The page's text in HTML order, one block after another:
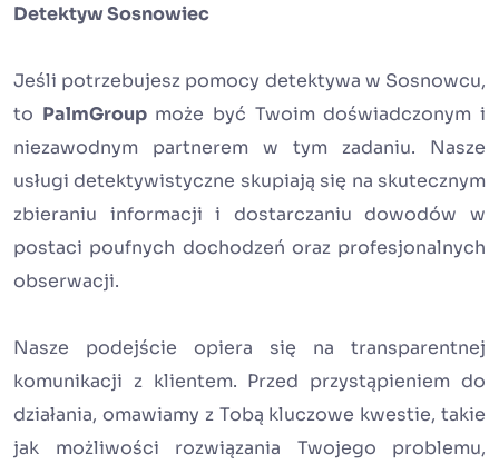
Detektyw Sosnowiec
Jeśli potrzebujesz pomocy detektywa w Sosnowcu,
to PalmGroupmoże być Twoim doświadczonym i
niezawodnym partnerem w tym zadaniu. Nasze
usługi detektywistyczne skupiają się na skutecznym
zbieraniu informacji i dostarczaniu dowodów w
postaci poufnych dochodzeń oraz profesjonalnych
obserwacji.
Nasze podejście opiera się na transparentnej
komunikacji z klientem. Przed przystąpieniem do
działania, omawiamy z Tobą kluczowe kwestie, takie
jak możliwości rozwiązania Twojego problemu,